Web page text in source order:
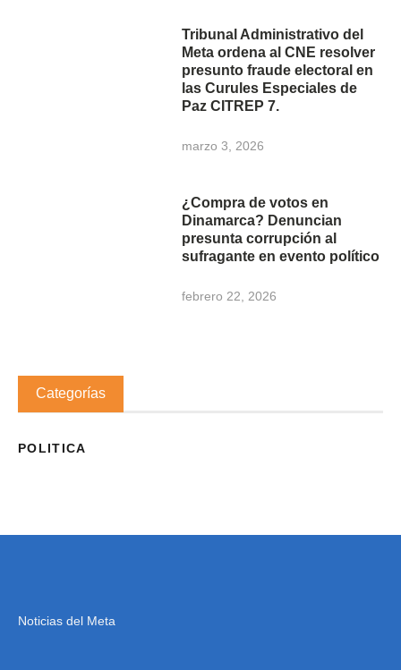
Tribunal Administrativo del
Meta ordena al CNE resolver
presunto fraude electoral en
las Curules Especiales de
Paz CITREP 7.
marzo 3, 2026
¿Compra de votos en
Dinamarca? Denuncian
presunta corrupción al
sufragante en evento político
febrero 22, 2026
Categorías
POLITICA
Noticias del Meta